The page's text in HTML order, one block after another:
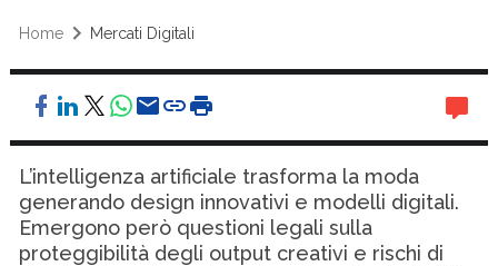
Home Mercati Digitali
L’intelligenza artificiale trasforma la moda
generando design innovativi e modelli digitali.
Emergono però questioni legali sulla
proteggibilità degli output creativi e rischi di